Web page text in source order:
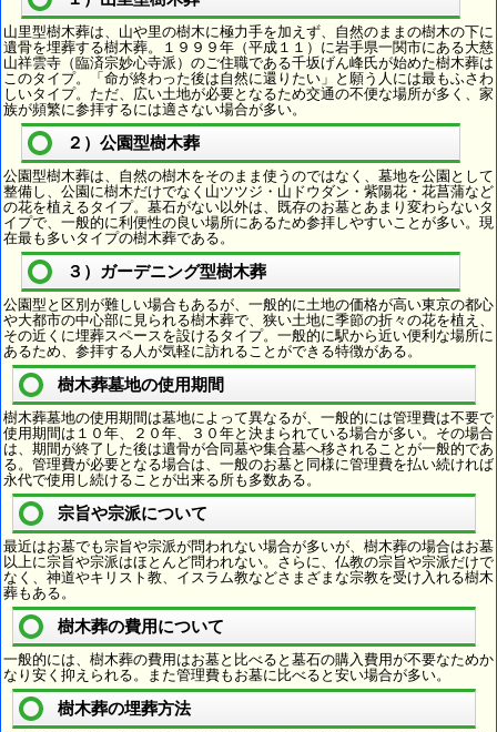
山里型樹木葬は、山や里の樹木に極力手を加えず、自然のままの樹木の下に
遺骨を埋葬する樹木葬。１９９９年（平成１１）に岩手県一関市にある大慈
山祥雲寺（臨済宗妙心寺派）のご住職である千坂げん峰氏が始めた樹木葬は
このタイプ。「命が終わった後は自然に還りたい」と願う人には最もふさわ
しいタイプ。ただ、広い土地が必要となるため交通の不便な場所が多く、家
族が頻繁に参拝するには適さない場合が多い。
２）公園型樹木葬
公園型樹木葬は、自然の樹木をそのまま使うのではなく、墓地を公園として
整備し、公園に樹木だけでなく山ツツジ・山ドウダン・紫陽花・花菖蒲など
の花を植えるタイプ。墓石がない以外は、既存のお墓とあまり変わらないタ
イプで、一般的に利便性の良い場所にあるため参拝しやすいことが多い。現
在最も多いタイプの樹木葬である。
３）ガーデニング型樹木葬
公園型と区別が難しい場合もあるが、一般的に土地の価格が高い東京の都心
や大都市の中心部に見られる樹木葬で、狭い土地に季節の折々の花を植え、
その近くに埋葬スペースを設けるタイプ。一般的に駅から近い便利な場所に
あるため、参拝する人が気軽に訪れることができる特徴がある。
樹木葬墓地の使用期間
樹木葬墓地の使用期間は墓地によって異なるが、一般的には管理費は不要で
使用期間は１０年、２０年、３０年と決まられている場合が多い。その場合
は、期間が終了した後は遺骨が合同墓や集合墓へ移されることが一般的であ
る。管理費が必要となる場合は、一般のお墓と同様に管理費を払い続ければ
永代で使用し続けることが出来る所も多数ある。
宗旨や宗派について
最近はお墓でも宗旨や宗派が問われない場合が多いが、樹木葬の場合はお墓
以上に宗旨や宗派はほとんど問われない。さらに、仏教の宗旨や宗派だけで
なく、神道やキリスト教、イスラム教などさまざまな宗教を受け入れる樹木
葬もある。
樹木葬の費用について
一般的には、樹木葬の費用はお墓と比べると墓石の購入費用が不要なためか
なり安く抑えられる。また管理費もお墓に比べると安い場合が多い。
樹木葬の埋葬方法